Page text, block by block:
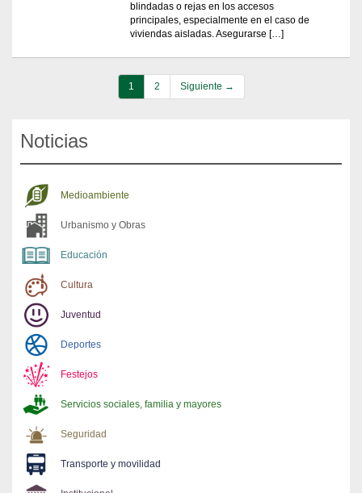
blindadas o rejas en los accesos
principales, especialmente en el caso de
viviendas aisladas. Asegurarse […]
1 2 Siguiente →
Noticias
Medioambiente
Urbanismo y Obras
Educación
Cultura
Juventud
Deportes
Festejos
Servicios sociales, familia y mayores
Seguridad
Transporte y movilidad